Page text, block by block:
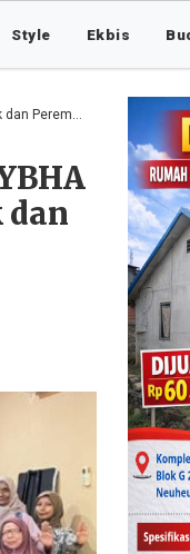
Style Ekbis
Aceh Barat
dan